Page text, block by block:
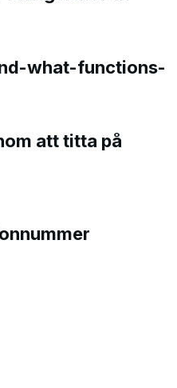
what-functions-
att titta på